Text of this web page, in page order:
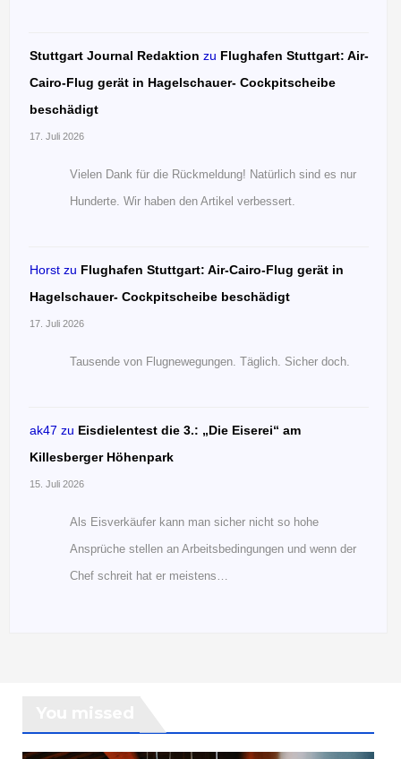
Stuttgart Journal Redaktion zu Flughafen Stuttgart: Air-
Cairo-Flug gerät in Hagelschauer- Cockpitscheibe
beschädigt
17. Juli 2026
Vielen Dank für die Rückmeldung! Natürlich sind es nur
Hunderte. Wir haben den Artikel verbessert.
Horst zu Flughafen Stuttgart: Air-Cairo-Flug gerät in
Hagelschauer- Cockpitscheibe beschädigt
17. Juli 2026
Tausende von Flugnewegungen. Täglich. Sicher doch.
ak47 zu Eisdielentest die 3.: „Die Eiserei“ am
Killesberger Höhenpark
15. Juli 2026
Als Eisverkäufer kann man sicher nicht so hohe
Ansprüche stellen an Arbeitsbedingungen und wenn der
Chef schreit hat er meistens…